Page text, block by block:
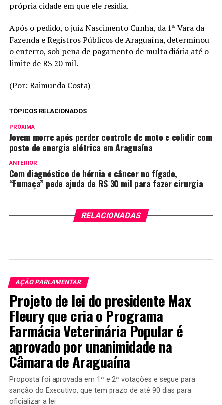
própria cidade em que ele residia.
Após o pedido, o juiz Nascimento Cunha, da 1ª Vara da
Fazenda e Registros Públicos de Araguaína, determinou
o enterro, sob pena de pagamento de multa diária até o
limite de R$ 20 mil.
(Por: Raimunda Costa)
TÓPICOS RELACIONADOS
PRÓXIMA
Jovem morre após perder controle de moto e colidir com
poste de energia elétrica em Araguaína
ANTERIOR
Com diagnóstico de hérnia e câncer no fígado,
“Fumaça” pede ajuda de R$ 30 mil para fazer cirurgia
RELACIONADAS
AÇÃO PARLAMENTAR
Projeto de lei do presidente Max
Fleury que cria o Programa
Farmácia Veterinária Popular é
aprovado por unanimidade na
Câmara de Araguaína
Proposta foi aprovada em 1ª e 2ª votações e segue para
sanção do Executivo, que tem prazo de até 90 dias para
oficializar a lei